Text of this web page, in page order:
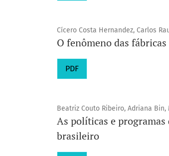
Cícero Costa Hernandez, Carlos
O fenômeno das
PDF
Beatriz Couto Ribeiro, Adriana Bin,
As políticas e
brasileiro